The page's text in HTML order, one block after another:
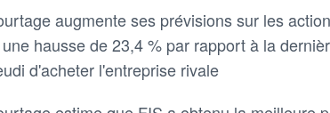
augmente ses prévisions sur les
hausse de 23,4 % par rapport à la
d'acheter l'entreprise rivale